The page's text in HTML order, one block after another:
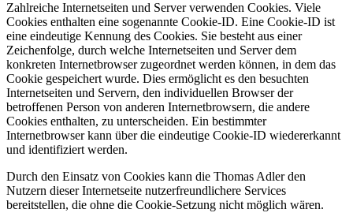
Zahlreiche Internetseiten und Server verwenden Cookies. Viele
Cookies enthalten eine sogenannte Cookie-ID. Eine Cookie-ID ist
eine eindeutige Kennung des Cookies. Sie besteht aus einer
Zeichenfolge, durch welche Internetseiten und Server dem
konkreten Internetbrowser zugeordnet werden können, in dem das
Cookie gespeichert wurde. Dies ermöglicht es den besuchten
Internetseiten und Servern, den individuellen Browser der
betroffenen Person von anderen Internetbrowsern, die andere
Cookies enthalten, zu unterscheiden. Ein bestimmter
Internetbrowser kann über die eindeutige Cookie-ID wiedererkannt
und identifiziert werden.
Durch den Einsatz von Cookies kann die Thomas Adler den
Nutzern dieser Internetseite nutzerfreundlichere Services
bereitstellen, die ohne die Cookie-Setzung nicht möglich wären.